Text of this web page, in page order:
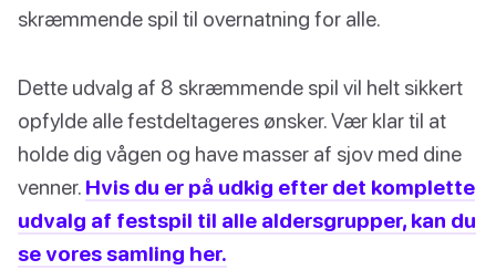
skræmmende spil til overnatning for alle.
Dette udvalg af 8 skræmmende spil vil helt sikkert
opfylde alle festdeltageres ønsker. Vær klar til at
holde dig vågen og have masser af sjov med dine
venner. Hvis du er på udkig efter det komplette
udvalg af festspil til alle aldersgrupper, kan du
se vores samling her.